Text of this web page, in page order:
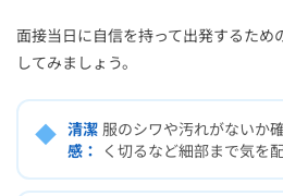
面接当日に自信を持って出発するため
してみましょう。
◆ 清潔
感：
服のシワや汚れがないか
く切るなど細部まで気を